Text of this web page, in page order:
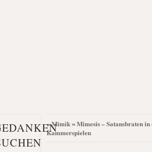
«Mimik = Mimesis – Satansbraten in
Kammerspielen